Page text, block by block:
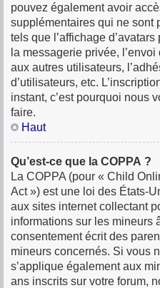
pouvez également avoir
supplémentaires qui ne sont
tels que l’affichage
la messagerie privée,
aux autres utilisateurs,
d’utilisateurs, etc.
instant, c’est pourquoi nous
faire.
Haut
Qu’est-ce que la COPPA ?
La COPPA (pour « Child
Act ») est une loi des États-
aux sites internet collectant
informations sur les mineurs
consentement écrit des
mineurs concernés. Si vous
s’applique également aux
ans inscrits sur votre forum,